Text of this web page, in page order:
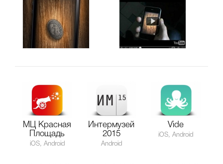
МЦ Красная
Площадь
iOS, Android
Интермузей
2015
Android
Vide
iOS, Android